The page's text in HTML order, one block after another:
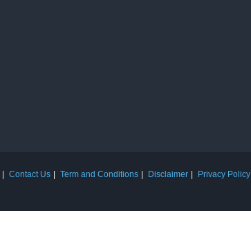
Contact Us Term and Conditions Disclaimer Privacy Policy